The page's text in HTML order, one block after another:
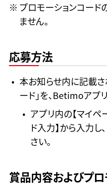
プロモーションコー
ません。
応募方法
本お知らせ内に記載さ
ード」を、Betimoアプ
アプリ内の【マイペ
ド入力】から入力し
さい。
賞品内容およびプロ